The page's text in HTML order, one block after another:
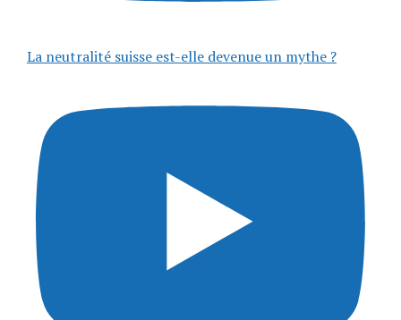
La neutralité suisse est-elle devenue un mythe ?